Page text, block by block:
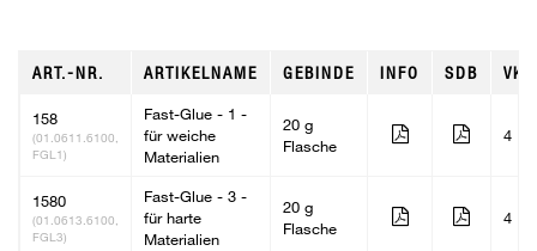
ART.-NR. ARTIKELNAME GEBINDE INFO SDB VKE
158
(01.0611.6100,
FGL1)
Fast-Glue - 1 -
für weiche
Materialien
20 g
Flasche
4
1580
(01.0613.6100,
FGL3)
Fast-Glue - 3 -
für harte
Materialien
20 g
Flasche
4